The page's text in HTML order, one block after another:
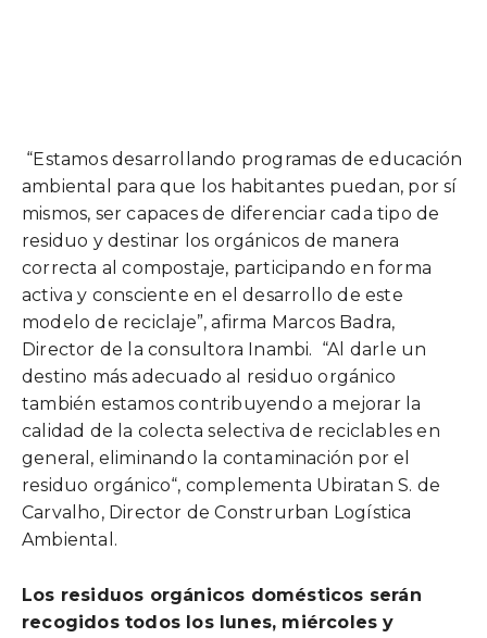
“Estamos desarrollando programas de educación
ambiental para que los habitantes puedan, por sí
mismos, ser capaces de diferenciar cada tipo de
residuo y destinar los orgánicos de manera
correcta al compostaje, participando en forma
activa y consciente en el desarrollo de este
modelo de reciclaje”, afirma Marcos Badra,
Director de la consultora Inambi. “Al darle un
destino más adecuado al residuo orgánico
también estamos contribuyendo a mejorar la
calidad de la colecta selectiva de reciclables en
general, eliminando la contaminación por el
residuo orgánico“, complementa Ubiratan S. de
Carvalho, Director de Construrban Logística
Ambiental.
Los residuos orgánicos domésticos serán
recogidos todos los lunes, miércoles y